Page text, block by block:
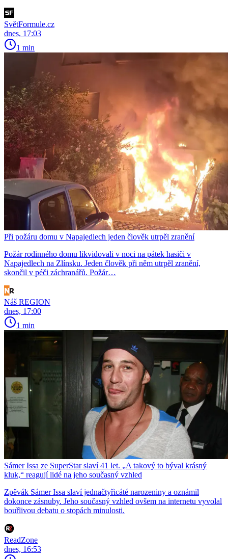
SvětFormule.cz
dnes, 17:03
1 min
Při požáru domu v Napajedlech jeden člověk utrpěl zranění
Požár rodinného domu likvidovali v noci na pátek hasiči v
Napajedlech na Zlínsku. Jeden člověk při něm utrpěl zranění,
skončil v péči záchranářů. Požár…
Náš REGION
dnes, 17:00
1 min
Sámer Issa ze SuperStar slaví 41 let. „A takový to býval krásný
kluk,“ reagují lidé na jeho současný vzhled
Zpěvák Sámer Issa slaví jednačtyřicáté narozeniny a oznámil
dokonce zásnuby. Jeho současný vzhled ovšem na internetu vyvolal
bouřlivou debatu o stopách minulosti.
ReadZone
dnes, 16:53